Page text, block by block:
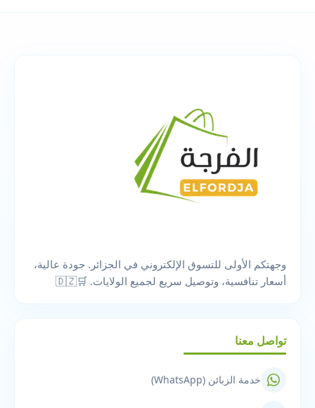
وجهتكم الأولى للتسوق الإلكتروني في الجزائر. جودة عالية،
أسعار تنافسية، وتوصيل سريع لجميع الولايات. 🛒🇩🇿
تواصل معنا
خدمة الزبائن (WhatsApp)